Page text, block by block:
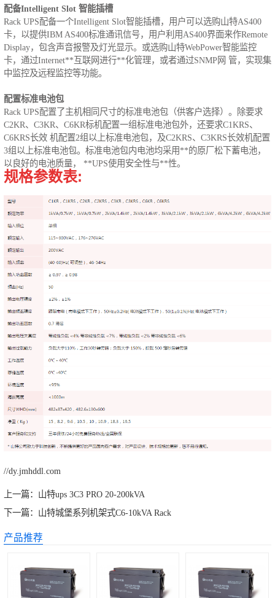
配备Intelligent Slot 智能插槽
Rack UPS配备一个Intelligent Slot智能插槽，用户可以选购山特AS400
卡，以提供IBM AS400标准通讯信号，用户利用AS400界面来作Remote
Display，包含声音报警及灯光显示。或选购山特WebPower智能监控
卡，通过Internet**互联网进行**化管理，或者通过SNMP网 管，实现集
中监控及远程监控等功能。
配置标准电池包
Rack UPS配置了主机相同尺寸的标准电池包（供客户选择）。除要求
C2KR、C3KR、C6KR标机配置一组标准电池包外，还要求C1KRS、
C6KRS长效 机配置2组以上标准电池包，及C2KRS、C3KRS长效机配置
3组以上标准电池包。标准电池包内电池均采用**的原厂松下蓄电池，
以良好的电池质量， **UPS使用安全性与**性。
规格参数表:
//dy.jmhddl.com
上一篇： 山特ups 3C3 PRO 20-200kVA
下一篇： 山特城堡系列机架式C6-10kVA Rack
产品推荐